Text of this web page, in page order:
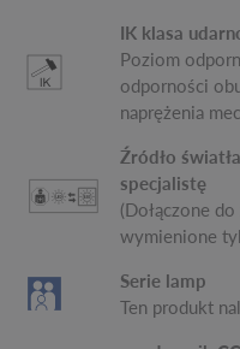
IK klasa
Poziom
odporności
naprężenia
Źródło
specjalistę
(Dołączone
wymienione
Serie lamp
Ten produkt